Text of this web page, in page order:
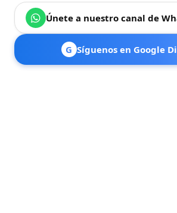
Únete a nuestro canal de
G Síguenos en Google